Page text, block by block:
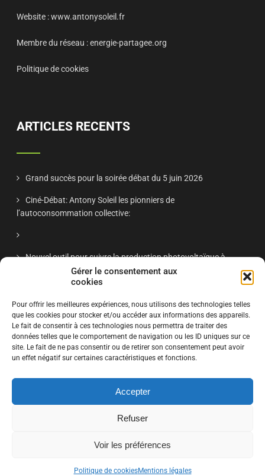
Gérer le consentement aux
cookies
Pour offrir les meilleures expériences, nous utilisons des technologies telles
que les cookies pour stocker et/ou accéder aux informations des appareils.
Le fait de consentir à ces technologies nous permettra de traiter des
données telles que le comportement de navigation ou les ID uniques sur ce
site. Le fait de ne pas consentir ou de retirer son consentement peut avoir
un effet négatif sur certaines caractéristiques et fonctions.
Accepter
Refuser
Voir les préférences
Politique de cookiesMentions légales
Website :www.antonysoleil.fr
Membre du réseau :energie-partagee.org
Politique de cookies
ARTICLES RECENTS
Grand succès pour la soirée débat du 5 juin 2026
Ciné-Débat: Antony Soleil les pionniers de
l’autoconsommation collective:
Nouvel outil pour suivre la production photovoltaïque à
à Antony : retour d’expériences et projets citoyens »
S'ABONNER
. All Rights Reserved by SKT Themes